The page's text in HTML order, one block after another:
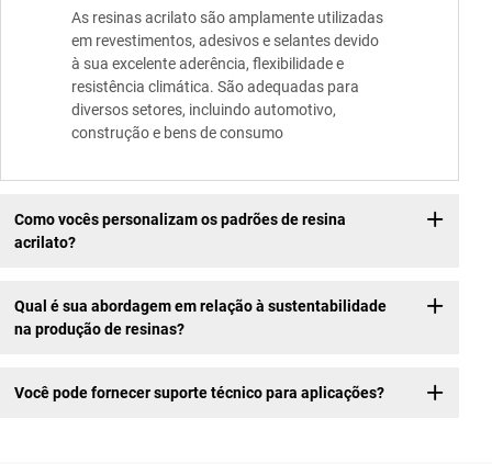
As resinas acrilato são amplamente utilizadas
em revestimentos, adesivos e selantes devido
à sua excelente aderência, flexibilidade e
resistência climática. São adequadas para
diversos setores, incluindo automotivo,
construção e bens de consumo
Como vocês personalizam os padrões de resina
acrilato?
Qual é sua abordagem em relação à sustentabilidade
na produção de resinas?
Você pode fornecer suporte técnico para aplicações?